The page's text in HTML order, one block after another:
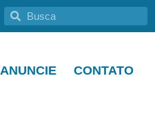
ANUNCIE CONTATO